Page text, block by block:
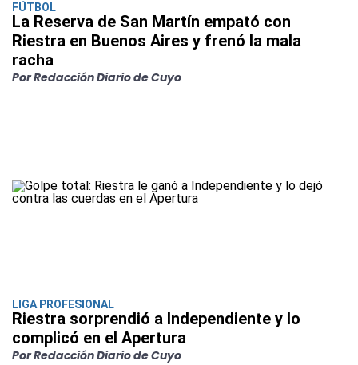
FÚTBOL
La Reserva de San Martín empató con
Riestra en Buenos Aires y frenó la mala
racha
Por Redacción Diario de Cuyo
LIGA PROFESIONAL
Riestra sorprendió a Independiente y lo
complicó en el Apertura
Por Redacción Diario de Cuyo